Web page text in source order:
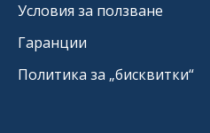
Условия за ползване
Гаранции
Политика за „бисквитки“